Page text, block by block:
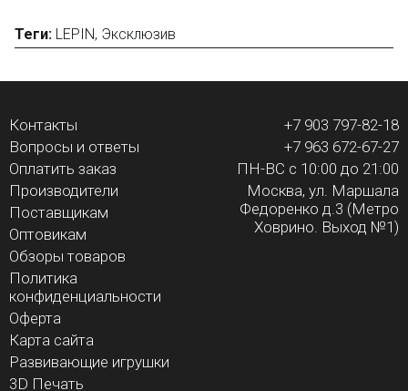
Только в BOOTLEGBRICKS.RU:
Бесплатная доставка от 3000 рублей;
Оплата при получении и никаких скрытых платежей;
Дополнительная скидка 10% для постоянных
покупателей;
Новые акции и конкурсы каждый месяц;
Качественные конструкторы и другие игрушки по
низким ценам!
Остались вопросы?
Теги: LEPIN, Эксклюзив
Контакты
Вопросы и ответы
Оплатить заказ
Производители
Поставщикам
Оптовикам
Обзоры товаров
Политика
конфиденциальности
Оферта
Карта сайта
Развивающие игрушки
3D Печать
+7 903 797-82-18
+7 963 672-67-27
ПН-ВС с 10:00 до 21:00
Москва, ул. Маршала
Федоренко д.3 (Метро
Ховрино. Выход №1)